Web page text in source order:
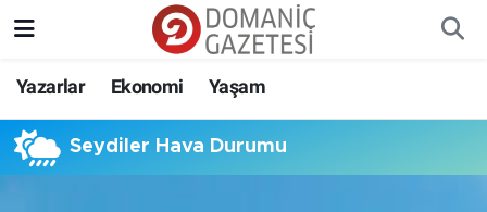
Yazarlar Ekonomi Yaşam
Seydiler Hava Durumu